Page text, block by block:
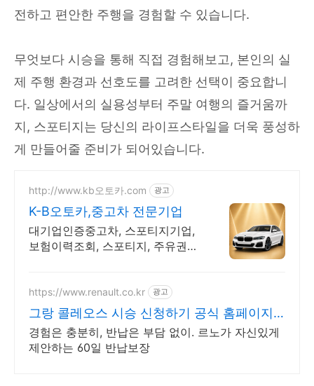
전하고 편안한 주행을 경험할 수 있습니다.
무엇보다 시승을 통해 직접 경험해보고, 본인의 실
제 주행 환경과 선호도를 고려한 선택이 중요합니
다. 일상에서의 실용성부터 주말 여행의 즐거움까
지, 스포티지는 당신의 라이프스타일을 더욱 풍성하
게 만들어줄 준비가 되어있습니다.
http://www.kb오토카.com 광고
K-B오토카,중고차 전문기업
대기업인증중고차, 스포티지기업,
보험이력조회, 스포티지, 주유권
이자율, 24시간실매물전산연동
https://www.renault.co.kr 광고
그랑 콜레오스 시승 신청하기 공식 홈페이지
에서 만나보세요
경험은 충분히, 반납은 부담 없이. 르노가 자신있게
제안하는 60일 반납보장